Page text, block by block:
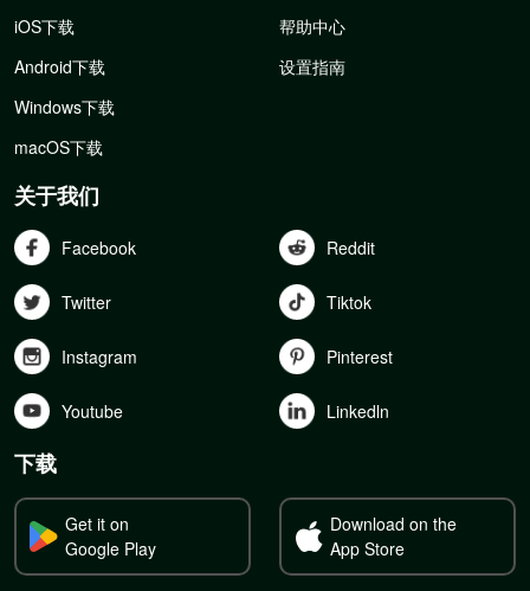
iOS下载
Android下载
Windows下载
macOS下载
帮助中心
设置指南
关于我们
Facebook Reddit
Twitter Tiktok
Instagram Pinterest
Youtube Linkedln
下载
Get it on
Google Play
Download on the
App Store